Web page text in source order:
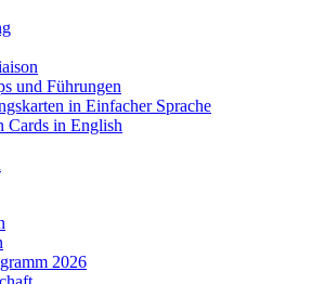
und Führungen
in Einfacher Sprache
Cards in English
2026